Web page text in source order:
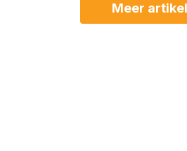
Meer